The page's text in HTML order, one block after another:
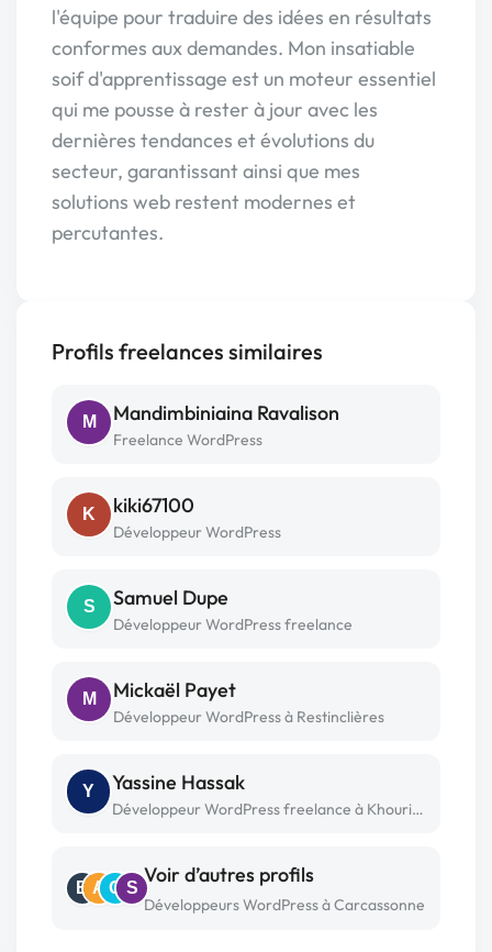
l'équipe pour traduire des idées en résultats
conformes aux demandes. Mon insatiable
soif d'apprentissage est un moteur essentiel
qui me pousse à rester à jour avec les
dernières tendances et évolutions du
secteur, garantissant ainsi que mes
solutions web restent modernes et
percutantes.
Profils freelances similaires
M Mandimbiniaina Ravalison
Freelance WordPress
K kiki67100
Développeur WordPress
S Samuel Dupe
Développeur WordPress freelance
M Mickaël Payet
Développeur WordPress à Restinclières
Y Yassine Hassak
Développeur WordPress freelance à Khouribga
B A O S
Voir d’autres profils
Développeurs WordPress à Carcassonne